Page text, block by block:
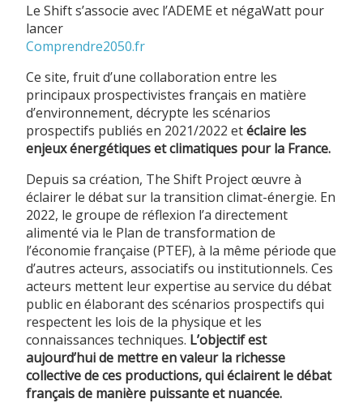
Le Shift s’associe avec l’ADEME et négaWatt pour
lancer
Comprendre2050.fr
Ce site, fruit d’une collaboration entre les
principaux prospectivistes français en matière
d’environnement, décrypte les scénarios
prospectifs publiés en 2021/2022 etéclaire les
enjeux énergétiques et climatiques pour la France.
Depuis sa création, The Shift Project œuvre à
éclairer le débat sur la transition climat-énergie. En
2022, le groupe de réflexion l’a directement
alimenté via le Plan de transformation de
l’économie française (PTEF), à la même période que
d’autres acteurs, associatifs ou institutionnels. Ces
acteurs mettent leur expertise au service du débat
public en élaborant des scénarios prospectifs qui
respectent les lois de la physique et les
connaissances techniques. L’objectif est
aujourd’hui de mettre en valeur la richesse
collective de ces productions, qui éclairent le débat
français de manière puissante et nuancée.